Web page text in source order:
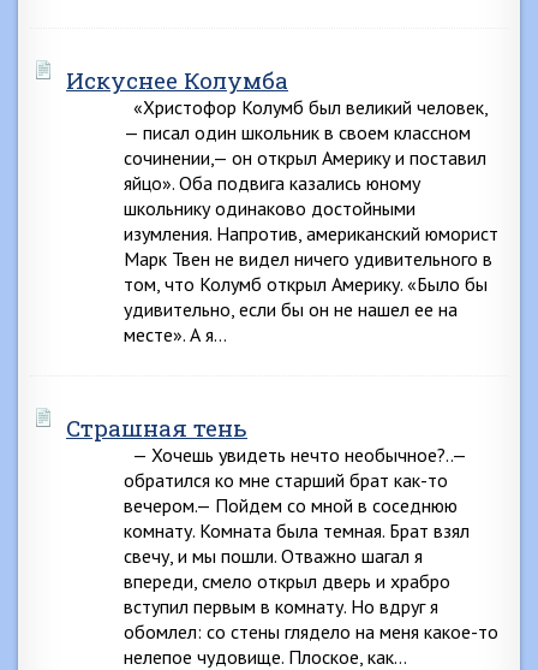
Искуснее Колумба
«Христофор Колумб был великий человек,
— писал один школьник в своем классном
сочинении,— он открыл Америку и поставил
яйцо». Оба подвига казались юному
школьнику одинаково достойными
изумления. Напротив, американский юморист
Марк Твен не видел ничего удивительного в
том, что Колумб открыл Америку. «Было бы
удивительно, если бы он не нашел ее на
месте». А я…
Страшная тень
— Хочешь увидеть нечто необычное?..—
обратился ко мне старший брат как-то
вечером.— Пойдем со мной в соседнюю
комнату. Комната была темная. Брат взял
свечу, и мы пошли. Отважно шагал я
впереди, смело открыл дверь и храбро
вступил первым в комнату. Но вдруг я
обомлел: со стены глядело на меня какое-то
нелепое чудовище. Плоское, как…